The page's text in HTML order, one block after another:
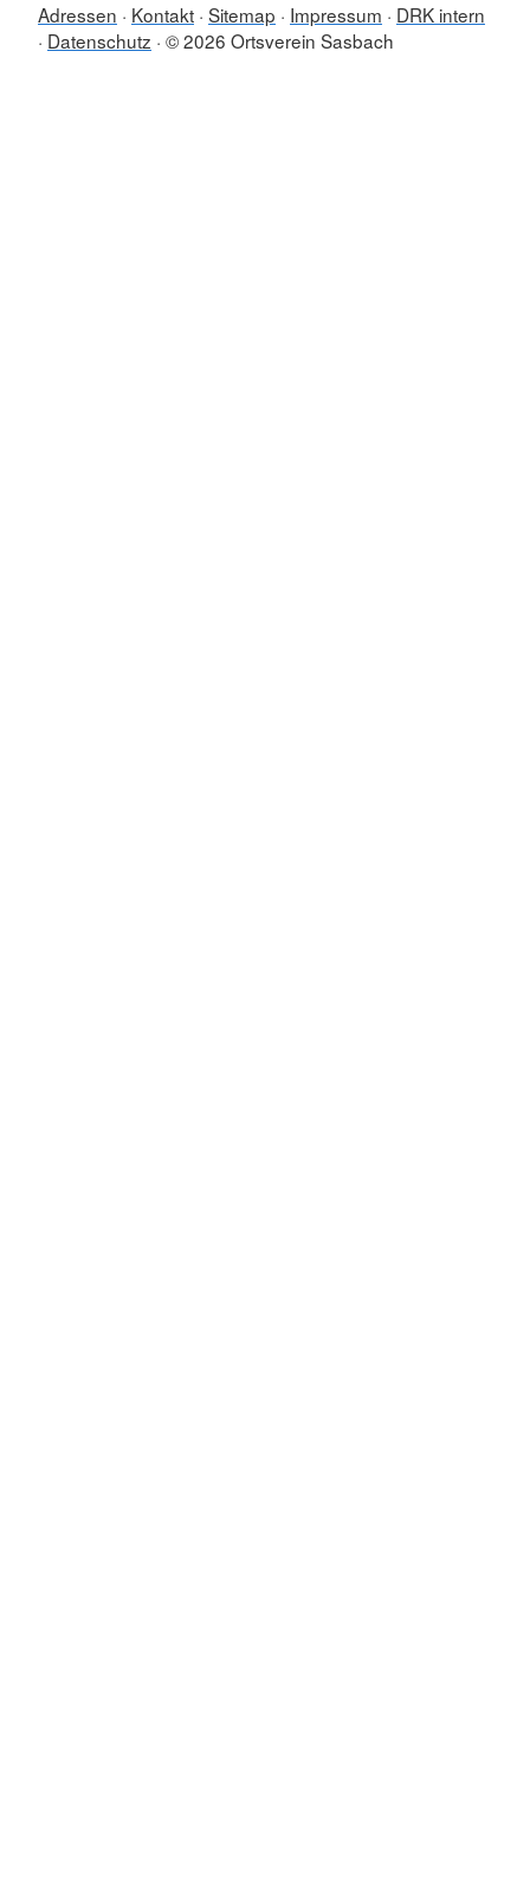
Adressen Kontakt Sitemap Impressum
DRK intern
Datenschutz © 2026 Ortsverein Sasbach